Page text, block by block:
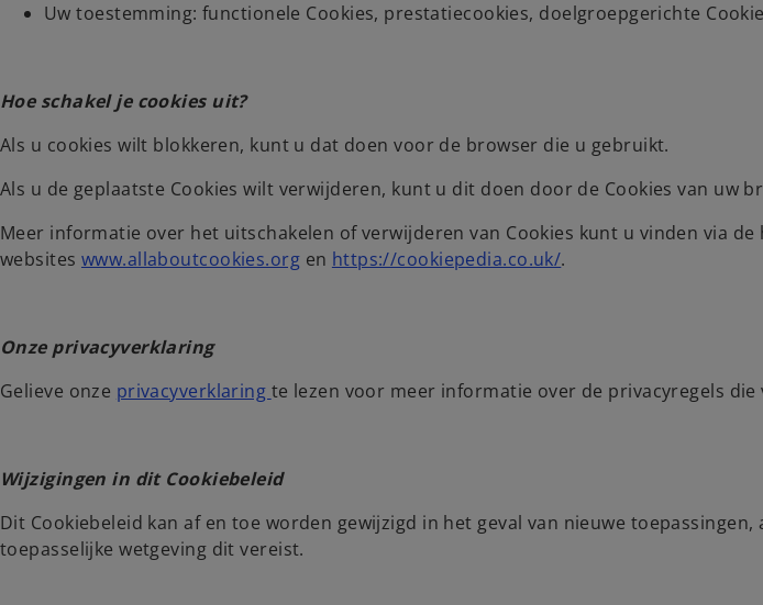
Uw toestemming: functionele Cookies, prestatiecookies, doelgroepgerichte
Hoe schakel je cookies uit?
Als u cookies wilt blokkeren, kunt u dat doen voor de browser die u gebruikt.
Als u de geplaatste Cookies wilt verwijderen, kunt u dit doen door de Cookies van uw
Meer informatie over het uitschakelen of verwijderen van Cookies kunt u vinden via
websites www.allaboutcookies.org en https://cookiepedia.co.uk/.
Onze privacyverklaring
Gelieve onze privacyverklaring te lezen voor meer informatie over de privacyregels
Wijzigingen in dit Cookiebeleid
Dit Cookiebeleid kan af en toe worden gewijzigd in het geval van nieuwe
toepasselijke wetgeving dit vereist.